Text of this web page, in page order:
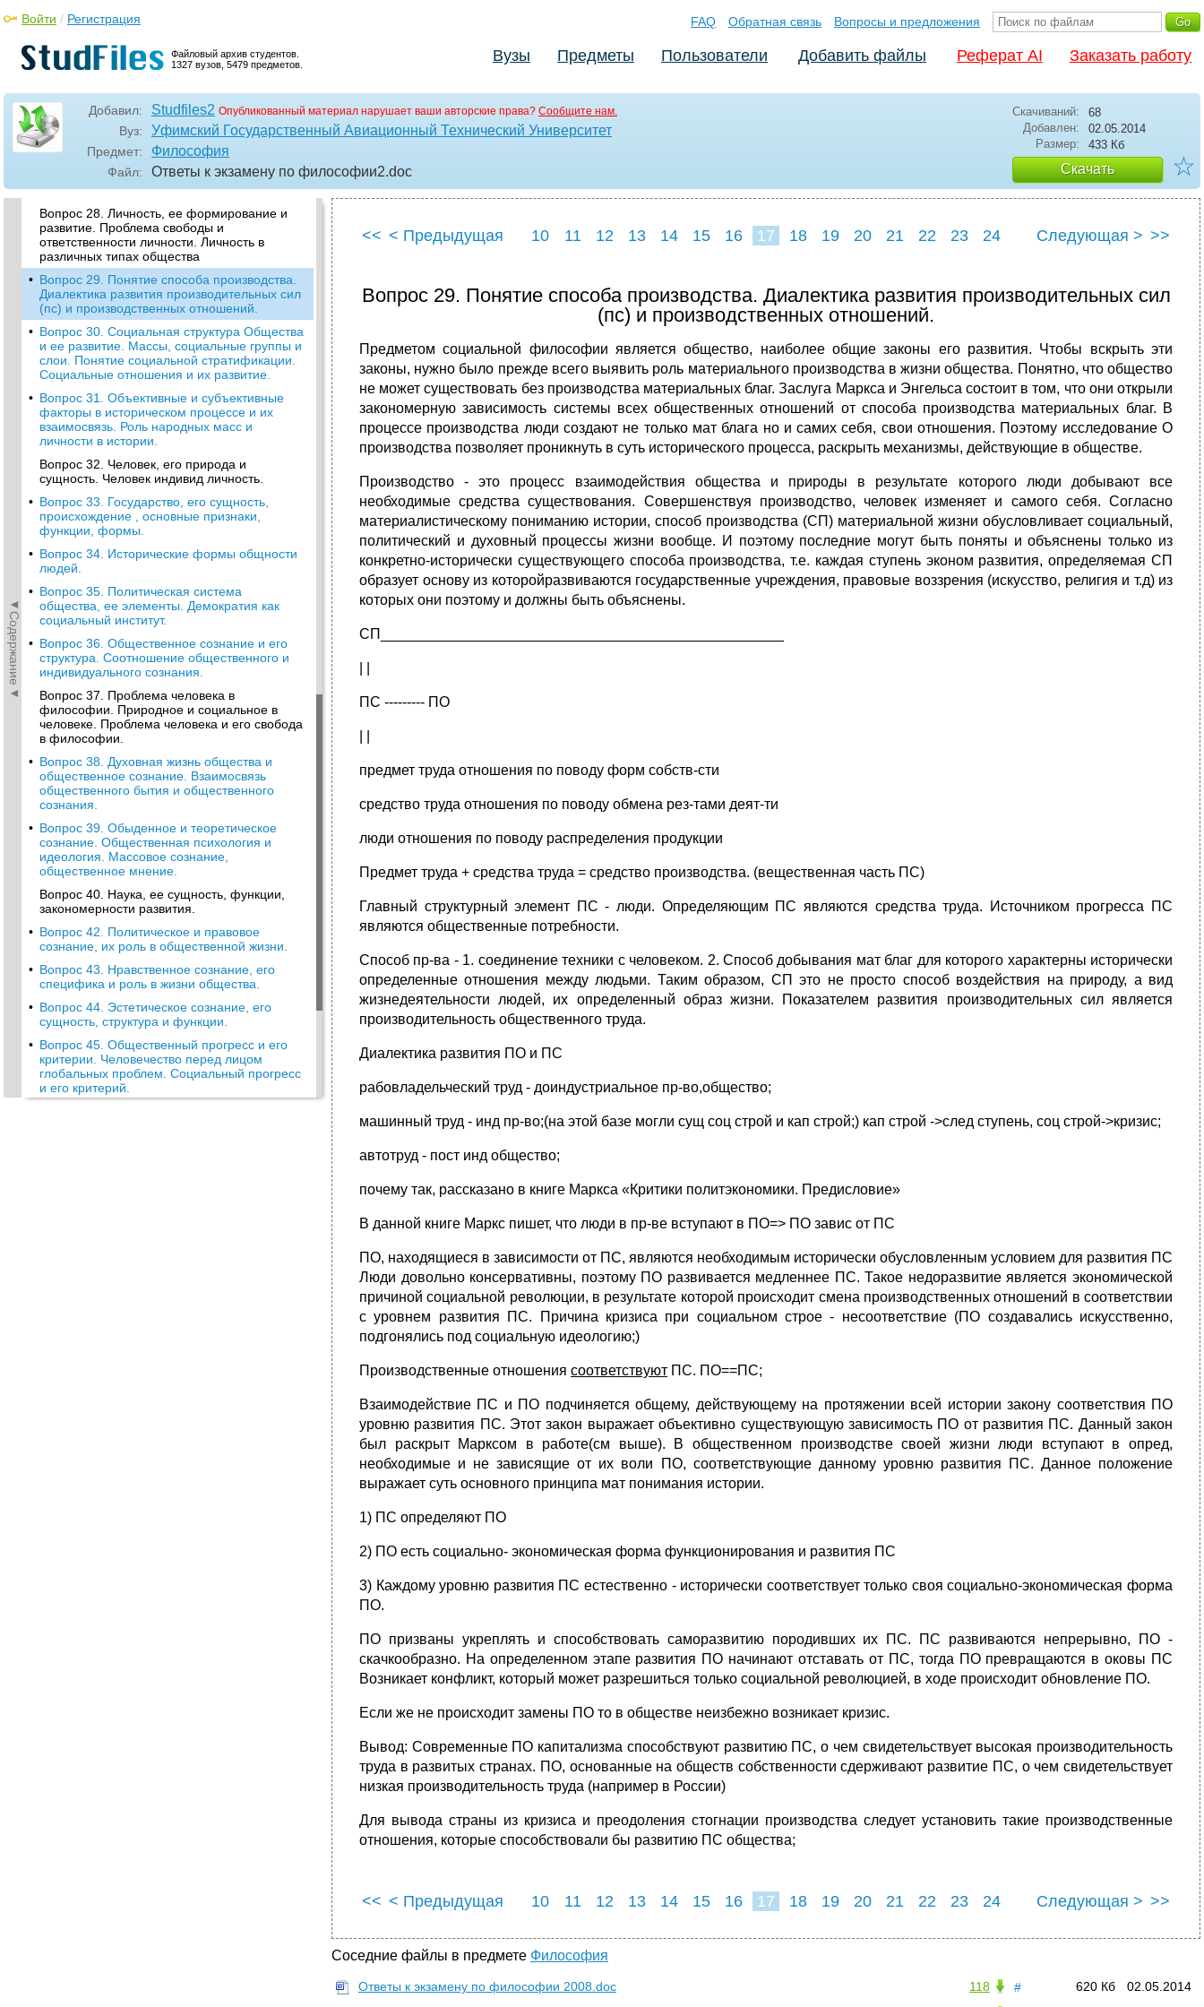
Файловый архив студентов.
1327 вузов, 5479 предметов.
Войти / Регистрация FAQ Обратная связь Вопросы и предложения
Вузы Предметы Пользователи Добавить файлы Реферат AI Заказать работу
Добавил: Studfiles2 Опубликованный материал нарушает ваши авторские права? Сообщите нам.
Вуз: Уфимский Государственный Авиационный Технический Университет
Предмет: Философия
Файл: Ответы к экзамену по философии2.doc
Скачиваний:
68
Добавлен:
02.05.2014
Размер:
433 Кб
Скачать ☆
◄Содержание◄
Диалектика и Метафизика.
•
Вопрос 25. Особенности Античной
• Вопрос 26. Немецкая классическая
Философия.
• Вопрос 27. Общество как целостная,
саморазвивающаяся система. Основные
сферы общественной жизни и их
взаимосвязь.
Вопрос 28. Личность, ее формирование и
развитие. Проблема свободы и
ответственности личности. Личность в
различных типах общества
• Вопрос 29. Понятие способа производства.
Диалектика развития производительных сил
(пс) и производственных отношений.
• Вопрос 30. Социальная структура Общества
и ее развитие. Массы, социальные группы и
слои. Понятие социальной стратификации.
Социальные отношения и их развитие.
• Вопрос 31. Объективные и субъективные
факторы в историческом процессе и их
взаимосвязь. Роль народных масс и
личности в истории.
Вопрос 32. Человек, его природа и
сущность. Человек индивид личность.
• Вопрос 33. Государство, его сущность,
происхождение , основные признаки,
функции, формы.
• Вопрос 34. Исторические формы общности
людей.
• Вопрос 35. Политическая система
общества, ее элементы. Демократия как
социальный институт.
• Вопрос 36. Общественное сознание и его
структура. Соотношение общественного и
индивидуального сознания.
Вопрос 37. Проблема человека в
философии. Природное и социальное в
человеке. Проблема человека и его свобода
в философии.
• Вопрос 38. Духовная жизнь общества и
общественное сознание. Взаимосвязь
общественного бытия и общественного
сознания.
• Вопрос 39. Обыденное и теоретическое
сознание. Общественная психология и
идеология. Массовое сознание,
общественное мнение.
Вопрос 40. Наука, ее сущность, функции,
закономерности развития.
• Вопрос 42. Политическое и правовое
сознание, их роль в общественной жизни.
• Вопрос 43. Нравственное сознание, его
специфика и роль в жизни общества.
• Вопрос 44. Эстетическое сознание, его
сущность, структура и функции.
• Вопрос 45. Общественный прогресс и его
критерии. Человечество перед лицом
глобальных проблем. Социальный прогресс
и его критерий.
<< < Предыдущая 10 11 12 13 14 15 16 17 18 19 20 21 22 23
24
Следующая > >>
Вопрос 29. Понятие способа производства. Диалектика развития производительных сил
(пс) и производственных отношений.
Предметом социальной философии является общество, наиболее общие законы его развития. Чтобы вскрыть эти
законы, нужно было прежде всего выявить роль материального производства в жизни общества. Понятно, что общество
не может существовать без производства материальных благ. Заслуга Маркса и Энгельса состоит в том, что они открыли
закономерную зависимость системы всех общественных отношений от способа производства материальных благ. В
процессе производства люди создают не только мат блага но и самих себя, свои отношения. Поэтому исследование О
производства позволяет проникнуть в суть исторического процесса, раскрыть механизмы, действующие в обществе.
Производство - это процесс взаимодействия общества и природы в результате которого люди добывают все
необходимые средства существования. Совершенствуя производство, человек изменяет и самого себя. Согласно
материалистическому пониманию истории, способ производства (СП) материальной жизни обусловливает социальный,
политический и духовный процессы жизни вообще. И поэтому последние могут быть поняты и объяснены только из
конкретно-исторически существующего способа производства, т.е. каждая ступень эконом развития, определяемая СП
образует основу из которойразвиваются государственные учреждения, правовые воззрения (искусство, религия и т.д) из
которых они поэтому и должны быть объяснены.
СП__________________________________________________
ПС --------- ПО
предмет труда отношения по поводу форм собств-сти
средство труда отношения по поводу обмена рез-тами деят-ти
люди отношения по поводу распределения продукции
Предмет труда + средства труда = средство производства. (вещественная часть ПС)
Главный структурный элемент ПС - люди. Определяющим ПС являются средства труда. Источником прогресса ПС
являются общественные потребности.
Способ пр-ва - 1. соединение техники с ­­­­­человеком. 2. Способ добывания мат благ для которого характерны исторически
определенные отношения между людьми. Таким образом, СП это не просто способ воздействия на природу, а вид
жизнедеятельности людей, их определенный образ жизни. Показателем развития производительных сил является
производительность общественного труда.
Диалектика развития ПО и ПС
рабовладельческий труд - доиндустриальное пр-во,общество;
машинный труд - инд пр-во;(на этой базе могли сущ соц строй и кап строй;) кап строй ->след ступень, соц строй->кризис;
автотруд - пост инд общество;
почему так, рассказано в книге Маркса «Критики политэкономики. Предисловие»
В данной книге Маркс пишет, что люди в пр-ве вступают в ПО=> ПО завис от ПС
ПО, находящиеся в зависимости от ПС, являются необходимым исторически обусловленным условием для развития ПС
Люди довольно консервативны, поэтому ПО развивается медленнее ПС. Такое недоразвитие является экономической
причиной социальной революции, в результате которой происходит смена производственных отношений в соответствии
с уровнем развития ПС. Причина кризиса при социальном строе - несоответствие (ПО создавались искусственно,
подгонялись под социальную идеологию;)
Производственные отношения соответствуют ПС. ПО==ПС;
Взаимодействие ПС и ПО подчиняется общему, действующему на протяжении всей истории закону соответствия ПО
уровню развития ПС. Этот закон выражает объективно существующую зависимость ПО от развития ПС. Данный закон
был раскрыт Марксом в работе(см выше). В общественном производстве своей жизни люди вступают в опред,
необходимые и не зависящие от их воли ПО, соответствующие данному уровню развития ПС. Данное положение
выражает суть основного принципа мат понимания истории.
1) ПС определяют ПО
2) ПО есть социально- экономическая форма функционирования и развития ПС
3) Каждому уровню развития ПС естественно - исторически соответствует только своя социально-экономическая форма
ПО.
ПО призваны укреплять и способствовать саморазвитию породивших их ПС. ПС развиваются непрерывно, ПО -
скачкообразно. На определенном этапе развития ПО начинают отставать от ПС, тогда ПО превращаются в оковы ПС
Возникает конфликт, который может разрешиться только социальной революцией, в ходе происходит обновление ПО.
Если же не происходит замены ПО то в обществе неизбежно возникает кризис.
Вывод: Современные ПО капитализма способствуют развитию ПС, о чем свидетельствует высокая производительность
труда в развитых странах. ПО, основанные на обществ собственности сдерживают развитие ПС, о чем свидетельствует
низкая производительность труда (например в России)
Для вывода страны из кризиса и преодоления стогнации производства следует установить такие производственные
отношения, которые способствовали бы развитию ПС общества;
<< < Предыдущая 10 11 12 13 14 15 16 17 18 19 20 21 22 23
24
Следующая > >>
Соседние файлы в предмете Философия
# 02.05.2014
620 Кб
118
Ответы к экзамену по философии 2008.doc